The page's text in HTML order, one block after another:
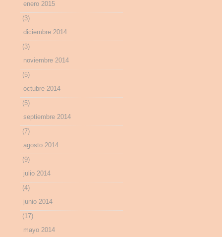
enero 2015
(3)
diciembre 2014
(3)
noviembre 2014
(5)
octubre 2014
(5)
septiembre 2014
(7)
agosto 2014
(9)
julio 2014
(4)
junio 2014
(17)
mayo 2014